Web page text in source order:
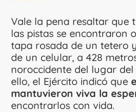
Vale la pena resaltar que
las pistas se encontraron
tapa rosada de un tetero
de un celular, a 428
noroccidente del lugar del
ello, el Ejército indicó que
mantuvieron viva la
encontrarlos con vida.